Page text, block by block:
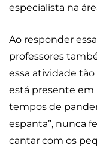
especialista na
Ao responder
professores
essa atividade
está presente em
tempos de
espanta”, nunca
cantar com os